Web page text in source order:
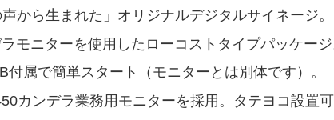
から生まれた」オリジナルデジタルサイネージ。
モニターを使用したローコストタイプパッケージ
付属で簡単スタート（モニターとは別体です）。
カンデラ業務用モニターを採用。タテヨコ設置可